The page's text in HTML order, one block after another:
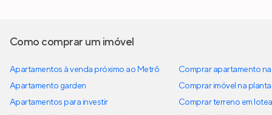
Como comprar um imóvel
Apartamentos à venda próximo ao Metrô
Apartamento garden
Apartamentos para investir
Comprar apartamento
Comprar imóvel na planta
Comprar terreno em